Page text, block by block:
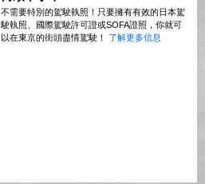
不需要特別的駕駛執照！只要擁有有效的日本駕
駛執照、國際駕駛許可證或SOFA證照，你就可
以在東京的街頭盡情駕駛！ 了解更多信息